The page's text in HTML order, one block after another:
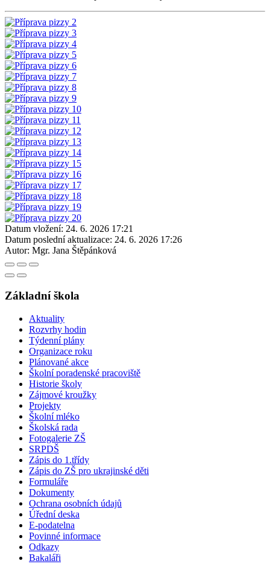
Datum vložení: 24. 6. 2026 17:21
Datum poslední aktualizace: 24. 6. 2026 17:26
Autor: Mgr. Jana Štěpánková
Základní škola
Aktuality
Rozvrhy hodin
Týdenní plány
Organizace roku
Plánované akce
Školní poradenské pracoviště
Historie školy
Zájmové kroužky
Projekty
Školní mléko
Školská rada
Fotogalerie ZŠ
SRPDŠ
Zápis do 1.třídy
Zápis do ZŠ pro ukrajinské děti
Formuláře
Dokumenty
Ochrana osobních údajů
Úřední deska
E-podatelna
Povinné informace
Odkazy
Bakaláři